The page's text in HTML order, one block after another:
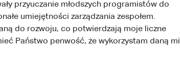
przyuczanie młodszych programistów do
umiejętności zarządzania zespołem.
do rozwoju, co potwierdzają moje liczne
Państwo penwość, że wykorzystam daną mi